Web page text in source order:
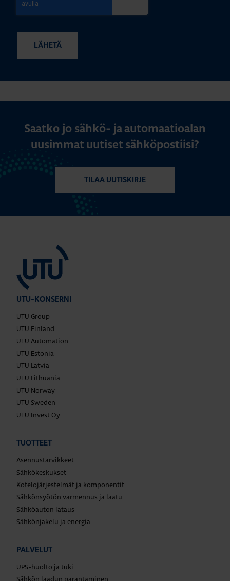
Saatko jo sähkö- ja automaatioalan
uusimmat uutiset sähköpostiisi?
TILAA UUTISKIRJE
UTU-KONSERNI
UTU Group
UTU Finland
UTU Automation
UTU Estonia
UTU Latvia
UTU Lithuania
UTU Norway
UTU Sweden
UTU Invest Oy
TUOTTEET
Asennustarvikkeet
Sähkökeskukset
Kotelojärjestelmät ja komponentit
Sähkönsyötön varmennus ja laatu
Sähköauton lataus
Sähkönjakelu ja energia
PALVELUT
UPS-huolto ja tuki
Sähkön laadun parantaminen